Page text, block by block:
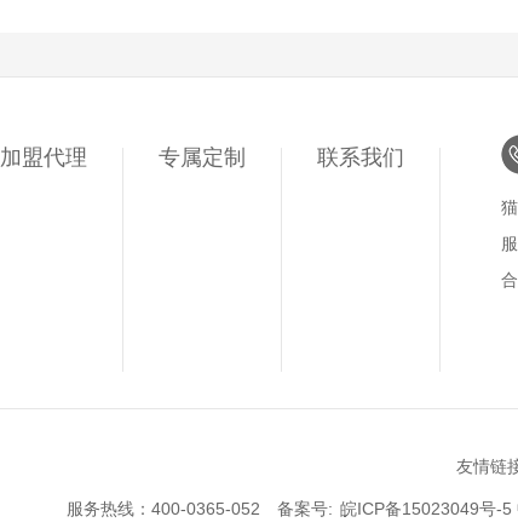
加盟代理 专属定制 联系我们
友情链
服务热线：400-0365-052 备案号: 皖ICP备15023049号-5